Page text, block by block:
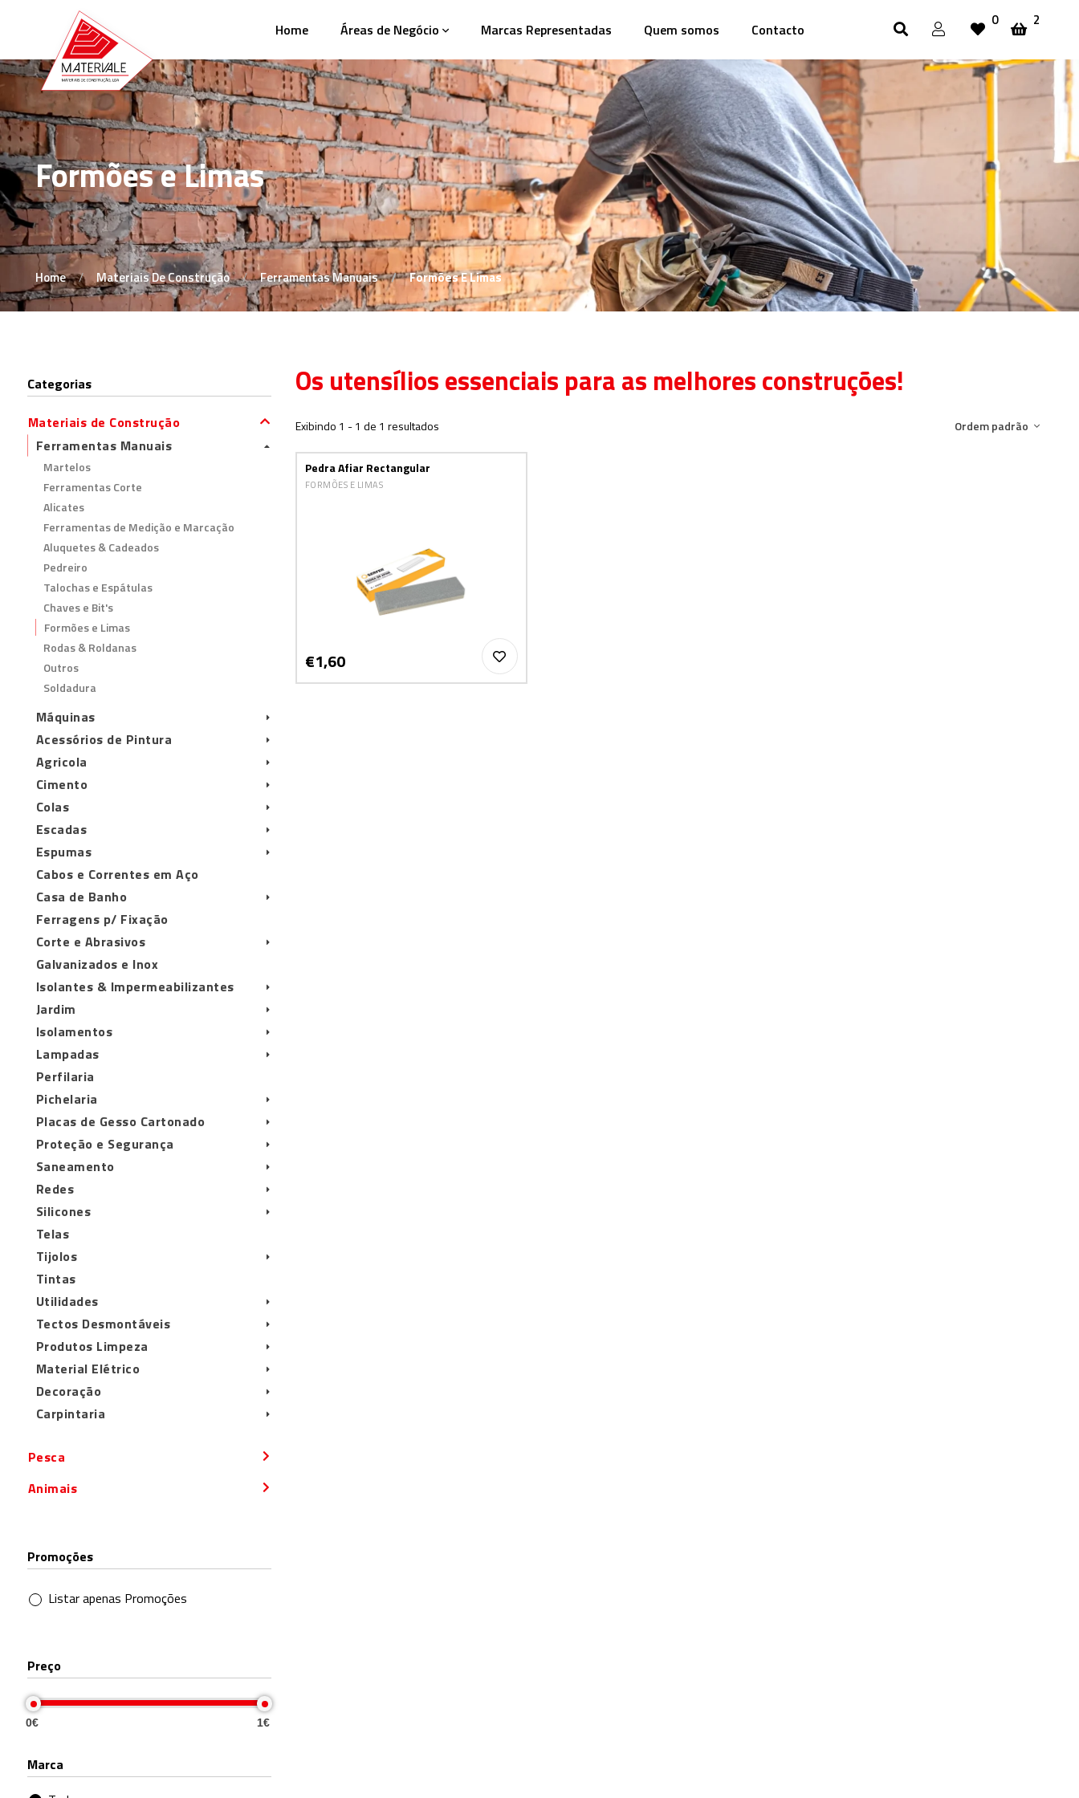
Home Áreas de Negócio Marcas Representadas Quem somos Contacto
0 2
Formões e Limas
Home Materiais De Construção Ferramentas Manuais Formões E Limas
Categorias
Materiais de Construção
Ferramentas Manuais
Martelos
Ferramentas Corte
Alicates
Ferramentas de Medição e Marcação
Aluquetes & Cadeados
Pedreiro
Talochas e Espátulas
Chaves e Bit's
Formões e Limas
Rodas & Roldanas
Outros
Soldadura
Máquinas
Acessórios de Pintura
Agricola
Cimento
Colas
Escadas
Espumas
Cabos e Correntes em Aço
Casa de Banho
Ferragens p/ Fixação
Corte e Abrasivos
Galvanizados e Inox
Isolantes & Impermeabilizantes
Jardim
Isolamentos
Lampadas
Perfilaria
Pichelaria
Placas de Gesso Cartonado
Proteção e Segurança
Saneamento
Redes
Silicones
Telas
Tijolos
Tintas
Utilidades
Tectos Desmontáveis
Produtos Limpeza
Material Elétrico
Decoração
Carpintaria
Pesca
Animais
Promoções
Listar apenas Promoções
Preço
0€ 1€
Marca
Os utensílios essenciais para as melhores construções!
Exibindo 1 - 1 de 1 resultados Ordem padrão
Pedra Afiar Rectangular
FORMÕES E LIMAS
€1,60